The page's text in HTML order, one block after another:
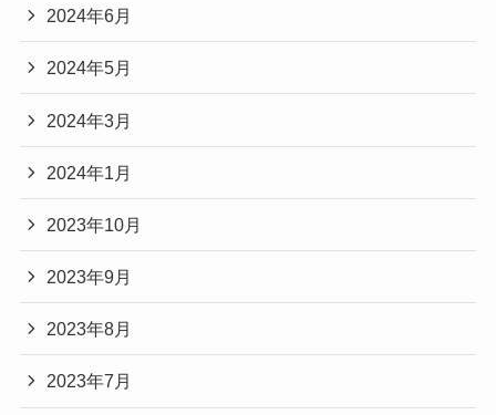
2024年6月
2024年5月
2024年3月
2024年1月
2023年10月
2023年9月
2023年8月
2023年7月